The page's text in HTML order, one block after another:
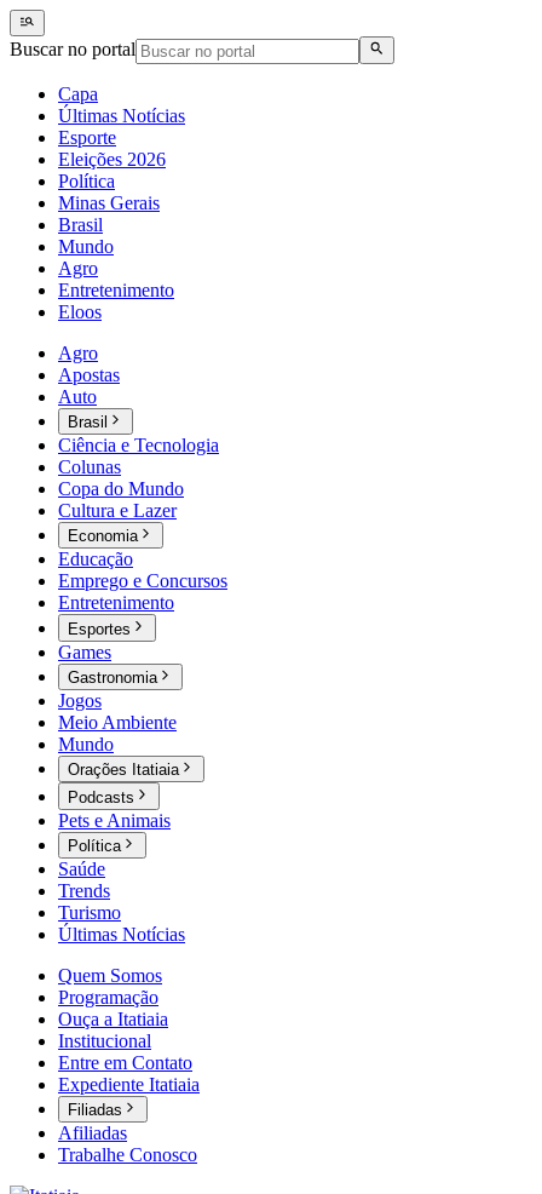
Buscar no portal
Capa
Últimas Notícias
Esporte
Eleições 2026
Política
Minas Gerais
Brasil
Mundo
Agro
Entretenimento
Eloos
Agro
Apostas
Auto
Brasil
Ciência e Tecnologia
Colunas
Copa do Mundo
Cultura e Lazer
Economia
Educação
Emprego e Concursos
Entretenimento
Esportes
Games
Gastronomia
Jogos
Meio Ambiente
Mundo
Orações Itatiaia
Podcasts
Pets e Animais
Política
Saúde
Trends
Turismo
Últimas Notícias
Quem Somos
Programação
Ouça a Itatiaia
Institucional
Entre em Contato
Expediente Itatiaia
Filiadas
Afiliadas
Trabalhe Conosco